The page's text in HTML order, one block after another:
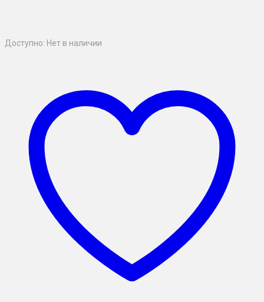
Доступно: Нет в наличии